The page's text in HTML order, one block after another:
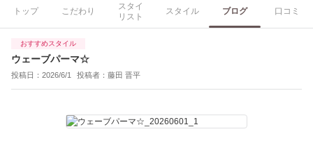
トップ こだわり
スタイ
リスト
スタイル ブログ 口コミ
おすすめスタイル
ウェーブパーマ☆
投稿日：2026/6/1 投稿者：藤田 晋平